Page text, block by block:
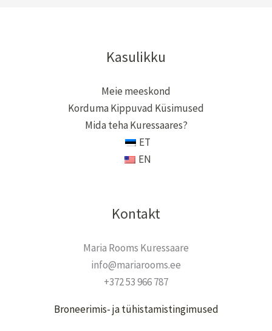
Kasulikku
Meie meeskond
Korduma Kippuvad Küsimused
Mida teha Kuressaares?
ET
EN
Kontakt
Maria Rooms Kuressaare
info@mariarooms.ee
+372 53 966 787
Broneerimis- ja tühistamistingimused